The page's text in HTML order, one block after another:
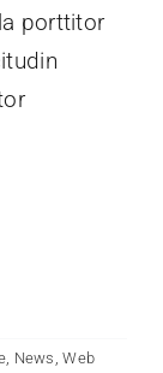
porttitor
News ,Web